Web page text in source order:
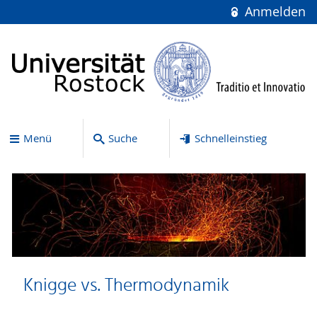
Anmelden
Menü Suche Schnelleinstieg
Knigge vs. Thermodynamik